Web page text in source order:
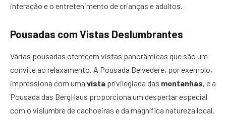
interação e o entretenimento de crianças e adultos.
Pousadas com Vistas Deslumbrantes
Várias pousadas oferecem vistas panorâmicas que são um
convite ao relaxamento. A Pousada Belvedere, por exemplo,
impressiona com uma vista privilegiada das montanhas, e a
Pousada das BergHaus proporciona um despertar especial
com o vislumbre de cachoeiras e da magnífica natureza local.